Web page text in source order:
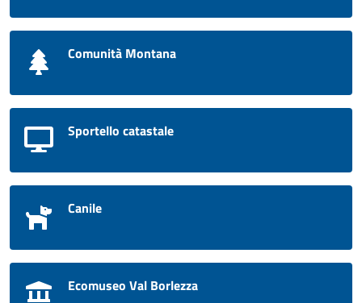
Comunità Montana
Sportello catastale
Canile
Ecomuseo Val Borlezza